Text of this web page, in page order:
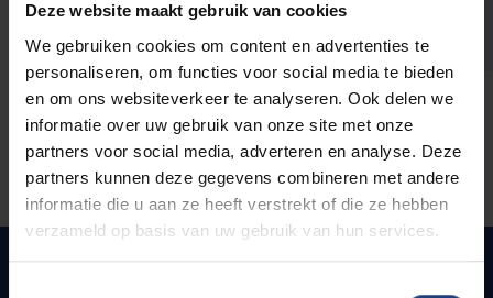
Deze website maakt gebruik van cookies
We gebruiken cookies om content en advertenties te
personaliseren, om functies voor social media te bieden
en om ons websiteverkeer te analyseren. Ook delen we
informatie over uw gebruik van onze site met onze
partners voor social media, adverteren en analyse. Deze
partners kunnen deze gegevens combineren met andere
informatie die u aan ze heeft verstrekt of die ze hebben
verzameld op basis van uw gebruik van hun services.